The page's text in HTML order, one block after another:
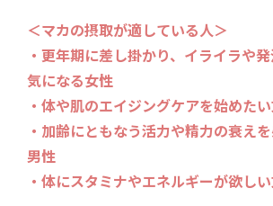
＜マカの摂取が適している人＞
・更年期に差し掛かり、イライラや
気になる女性
・体や肌のエイジングケアを始めた
・加齢にともなう活力や精力の衰え
男性
・体にスタミナやエネルギーが欲し